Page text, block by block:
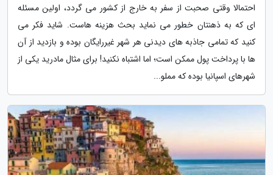
احتمالا وقتی صحبت از سفر به خارج از کشور می گردد، اولین مسئله
ای که به ذهنتان خطور می نماید بحث هزینه هاست. شاید فکر می
کنید که تمامی جاذبه های دیدنی هر شهر غیررایگان بوده و بازدید از آن
ها با پرداخت پول ممکن است؛ اما اشتباه نکنید! برای مثال مادرید یکی از
شهرهای اسپانیا بوده که مملو...